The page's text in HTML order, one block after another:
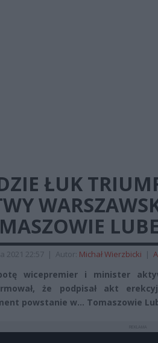
ŁUK
2021 22:57 | Autor: Michał Wierzbicki |
wicepremier i minister
że podpisał akt
powstanie w… Tomaszowie